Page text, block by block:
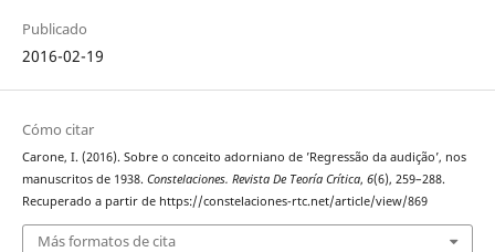
Publicado
2016-02-19
Cómo citar
Carone, I. (2016). Sobre o conceito adorniano de ’Regressão da audição’, nos
manuscritos de 1938. Constelaciones. Revista De Teoría Crítica, 6(6), 259–288.
Recuperado a partir de https://constelaciones-rtc.net/article/view/869
Más formatos de cita